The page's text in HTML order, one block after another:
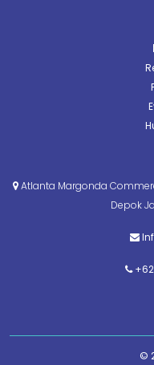
Atlanta Margonda
Depok
©